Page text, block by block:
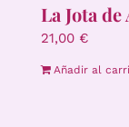
La Jota
21,00 €
Añadir al